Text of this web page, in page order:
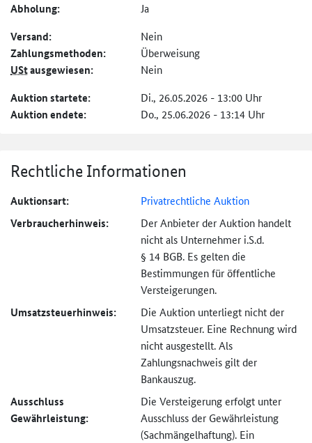
Abholung: Ja
Versand: Nein
Zahlungs­methoden: Überweisung
UStausgewiesen: Nein
Auktion startete: Di., 26.05.2026 - 13:00 Uhr
Auktion endete: Do., 25.06.2026 - 13:14 Uhr
Rechtliche Informationen
Auktionsart: Privatrechtliche Auktion
Verbraucher­hinweis:
Der Anbieter der Auktion handelt
nicht als Unternehmer i.S.d.
§ 14 BGB. Es gelten die
Bestimmungen für öffentliche
Versteigerungen.
Umsatzsteuer­hinweis:
Die Auktion unterliegt nicht der
Umsatzsteuer. Eine Rechnung wird
nicht ausgestellt. Als
Zahlungsnachweis gilt der
Bankauszug.
Ausschluss
Gewährleistung:
Die Versteigerung erfolgt unter
Ausschluss der Gewährleistung
(Sachmängel­haftung). Ein